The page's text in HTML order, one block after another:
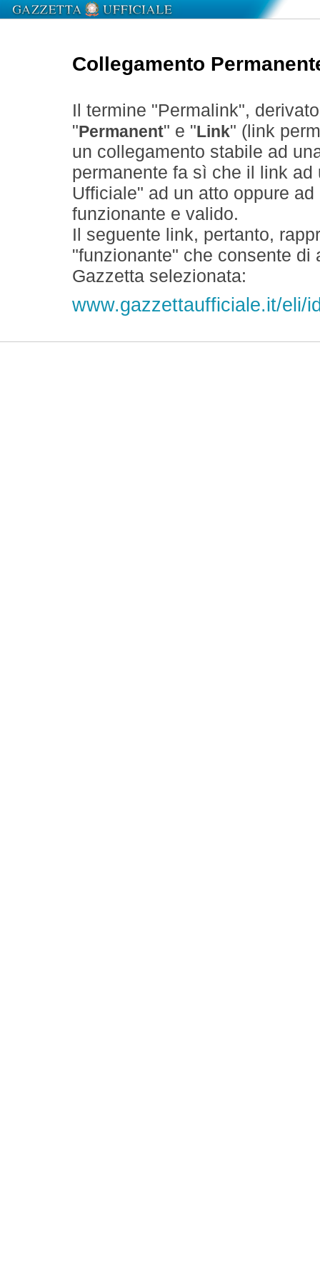
Collegamento
Il termine "Permalink",
" Permanent" e " Link" (link
un collegamento stabile ad
permanente fa sì che il link
Ufficiale" ad un atto oppure
funzionante e valido.
Il seguente link, pertanto,
"funzionante" che consente
Gazzetta selezionata:
www.gazzettaufficiale.it/eli/